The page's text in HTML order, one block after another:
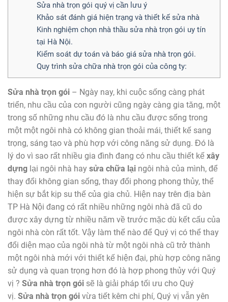
Sửa nhà trọn gói quý vị cần lưu ý
Khảo sát đánh giá hiện trạng và thiết kế sửa nhà
Kinh nghiệm chọn nhà thầu sửa nhà trọn gói uy tín
tại Hà Nội.
Kiểm soát dự toán và báo giá sửa nhà trọn gói.
Quy trình sửa chữa nhà trọn gói của công ty:
Sửa nhà trọn gói – Ngày nay, khi cuộc sống càng phát
triển, nhu cầu của con người cũng ngày càng gia tăng, một
trong số những nhu cầu đó là nhu cầu được sống trong
một một ngôi nhà có không gian thoải mái, thiết kế sang
trọng, sáng tạo và phù hợp với công năng sử dụng. Đó là
lý do vì sao rất nhiều gia đình đang có nhu cầu thiết kế xây
dựng lại ngôi nhà hay sửa chữa lại ngôi nhà của mình, để
thay đổi không gian sống, thay đổi phong phong thủy, thể
hiện sự bắt kịp su thế của gia chủ. Hiện nay trên địa bàn
TP Hà Nội đang có rất nhiều những ngôi nhà đã cũ do
được xây dựng từ nhiều năm về trước mặc dù kết cấu của
ngôi nhà còn rất tốt. Vậy làm thế nào để Quý vị có thể thay
đổi diện mạo của ngôi nhà từ một ngôi nhà cũ trở thành
một ngôi nhà mới với thiết kế hiện đại, phù hợp công năng
sử dụng và quan trọng hơn đó là hợp phong thủy với Quý
vị ? Sửa nhà trọn gói sẽ là giải pháp tối ưu cho Quý
vị. Sửa nhà trọn gói vừa tiết kêm chi phí, Quý vị vẫn yên